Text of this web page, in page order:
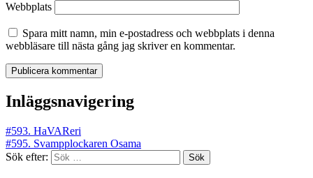
Webbplats
Spara mitt namn, min e-postadress och webbplats i denna
webbläsare till nästa gång jag skriver en kommentar.
Inläggsnavigering
#593. HaVAReri
#595. Svampplockaren Osama
Sök efter: